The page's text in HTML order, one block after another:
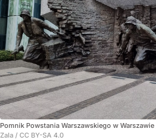
Pomnik Powstania Warszawskiego w Warszawie
Zala / CC BY-SA 4.0